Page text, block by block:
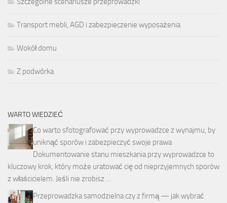
Transport mebli, AGD i zabezpieczenie wyposażenia
Wokół domu
Z podwórka
WARTO WIEDZIEĆ
Co warto sfotografować przy wyprowadzce z wynajmu, by
uniknąć sporów i zabezpieczyć swoje prawa
Dokumentowanie stanu mieszkania przy wyprowadzce to
kluczowy krok, który może uratować cię od nieprzyjemnych sporów
z właścicielem. Jeśli nie zrobisz …
Przeprowadzka samodzielna czy z firmą — jak wybrać